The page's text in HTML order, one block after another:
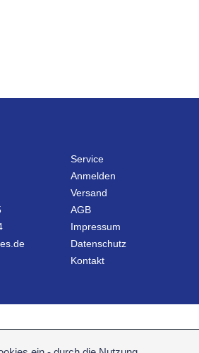
Service
Anmelden
Versand
AGB
Impressum
Datenschutz
Kontakt